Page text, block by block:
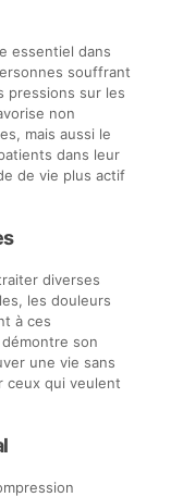
essentiel dans
souffrant
pressions sur les
non
mais aussi le
dans leur
de vie plus actif
diverses
les douleurs
à ces
son
une vie sans
ceux qui veulent